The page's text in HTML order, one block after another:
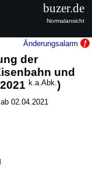
Änderungsalarm
der
und
k.a.Abk.)
02.04.2021
buzer.de
Normalansicht